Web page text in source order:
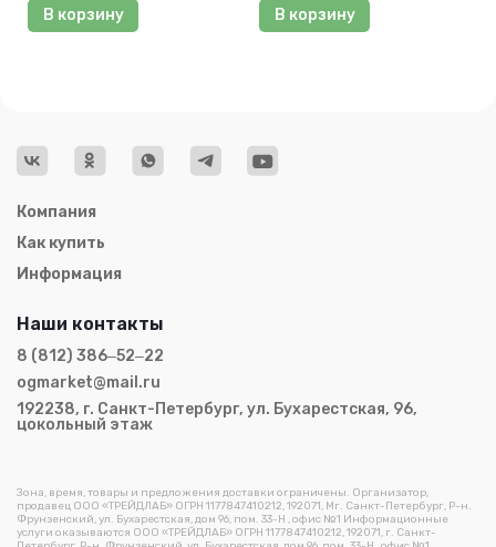
В корзину В корзину
Компания
Как купить
Информация
Зона, время, товары и предложения доставки ограничены. Организатор,
продавец ООО «ТРЕЙДЛАБ» ОГРН 1177847410212, 192071, Мг. Санкт-Петербург, Р-н.
Фрунзенский, ул. Бухарестская, дом 96, пом. 33-Н , офис №1 Информационные
услуги оказываются ООО «ТРЕЙДЛАБ» ОГРН 1177847410212, 192071, г. Санкт-
Наши контакты
8 (812) 386‒52‒22
ogmarket@mail.ru
192238, г. Санкт-Петербург, ул. Бухарестская, 96,
цокольный этаж